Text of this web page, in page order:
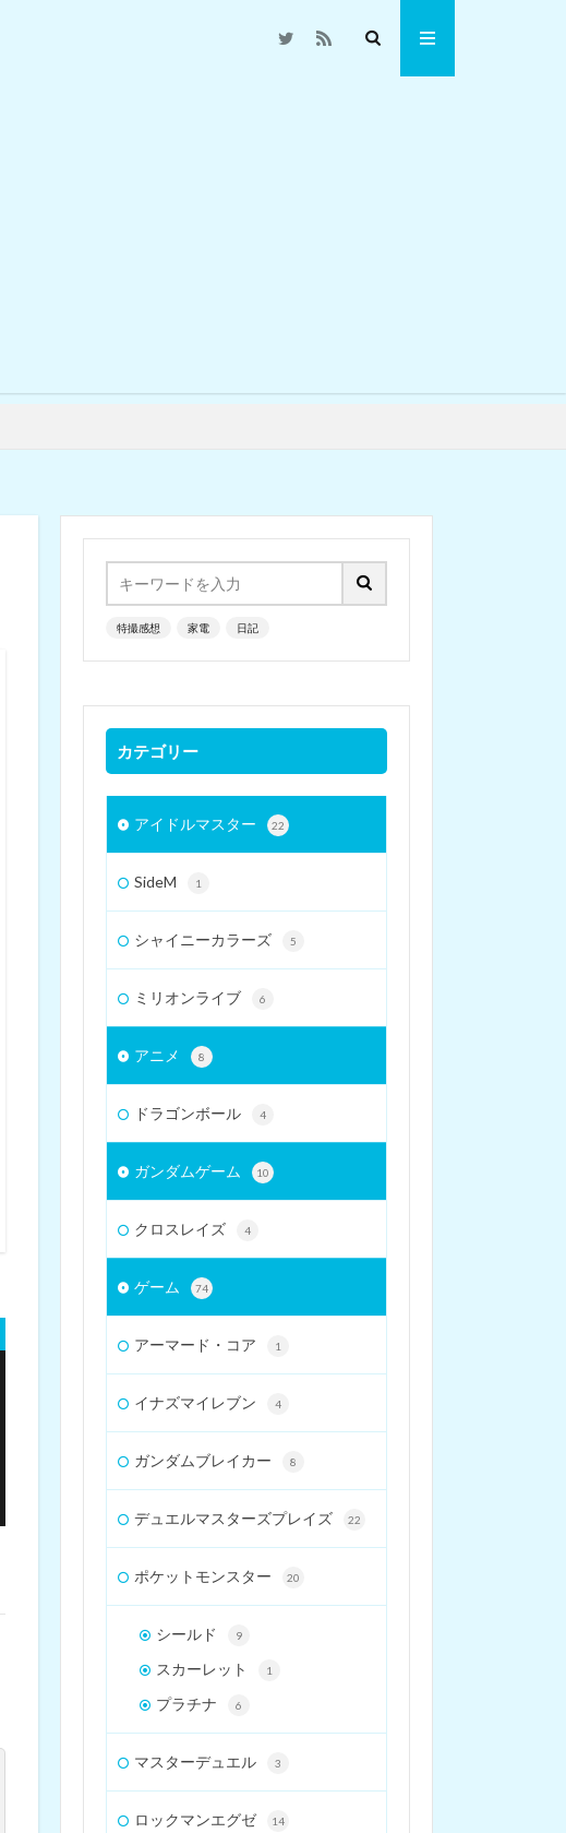
特撮感想 家電 日記
カテゴリー
アイドルマスター 22
SideM 1
シャイニーカラーズ 5
ミリオンライブ 6
アニメ 8
ドラゴンボール 4
ガンダムゲーム 10
クロスレイズ 4
ゲーム 74
アーマード・コア 1
イナズマイレブン 4
ガンダムブレイカー 8
デュエルマスターズプレイズ 22
ポケットモンスター 20
シールド 9
スカーレット 1
プラチナ 6
マスターデュエル 3
ロックマンエグゼ 14